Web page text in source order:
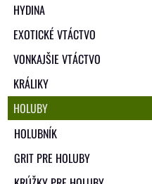
HYDINA
EXOTICKÉ VTÁCTVO
VONKAJŠIE VTÁCTVO
KRÁLIKY
HOLUBY
HOLUBNÍK
GRIT PRE HOLUBY